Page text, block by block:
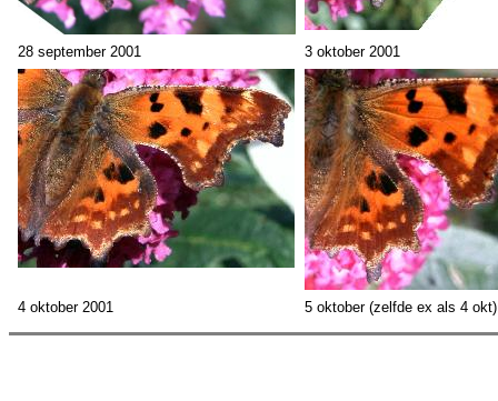
28 september 2001 3 oktober 2001
4 oktober 2001 5 oktober (zelfde ex als 4 okt)